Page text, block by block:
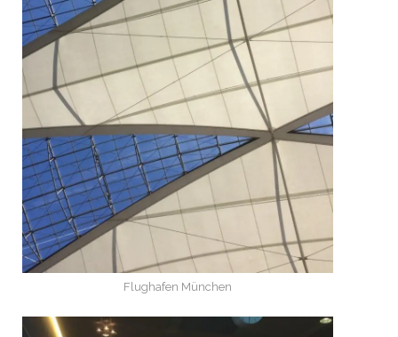
Flughafen München